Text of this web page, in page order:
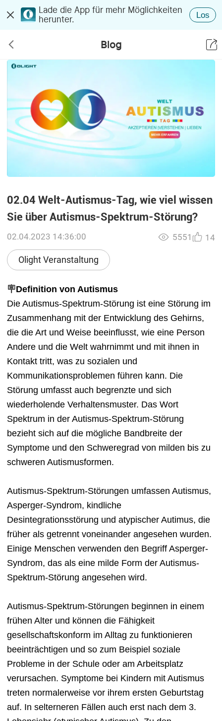
Lade die App für mehr Möglichkeiten
herunter.
Los
Blog
02.04 Welt-Autismus-Tag, wie viel wissen
Sie über Autismus-Spektrum-Störung?
02.04.2023 14:36:00
Olight Veranstaltung
5551 14
🪧Definition von Autismus
Die Autismus-Spektrum-Störung ist eine Störung im
Zusammenhang mit der Entwicklung des Gehirns,
die die Art und Weise beeinflusst, wie eine Person
Andere und die Welt wahrnimmt und mit ihnen in
Kontakt tritt, was zu sozialen und
Kommunikationsproblemen führen kann. Die
Störung umfasst auch begrenzte und sich
wiederholende Verhaltensmuster. Das Wort
Spektrum in der Autismus-Spektrum-Störung
bezieht sich auf die mögliche Bandbreite der
Symptome und den Schweregrad von milden bis zu
schweren Autismusformen.
Autismus-Spektrum-Störungen umfassen Autismus,
Asperger-Syndrom, kindliche
Desintegrationsstörung und atypischer Autimus, die
früher als getrennt voneinander angesehen wurden.
Einige Menschen verwenden den Begriff Asperger-
Syndrom, das als eine milde Form der Autismus-
Spektrum-Störung angesehen wird.
Autismus-Spektrum-Störungen beginnen in einem
frühen Alter und können die Fähigkeit
gesellschaftskonform im Alltag zu funktionieren
beeinträchtigen und so zum Beispiel soziale
Probleme in der Schule oder am Arbeitsplatz
verursachen. Symptome bei Kindern mit Autismus
treten normalerweise vor ihrem ersten Geburtstag
auf. In selterneren Fällen auch erst nach dem 3.